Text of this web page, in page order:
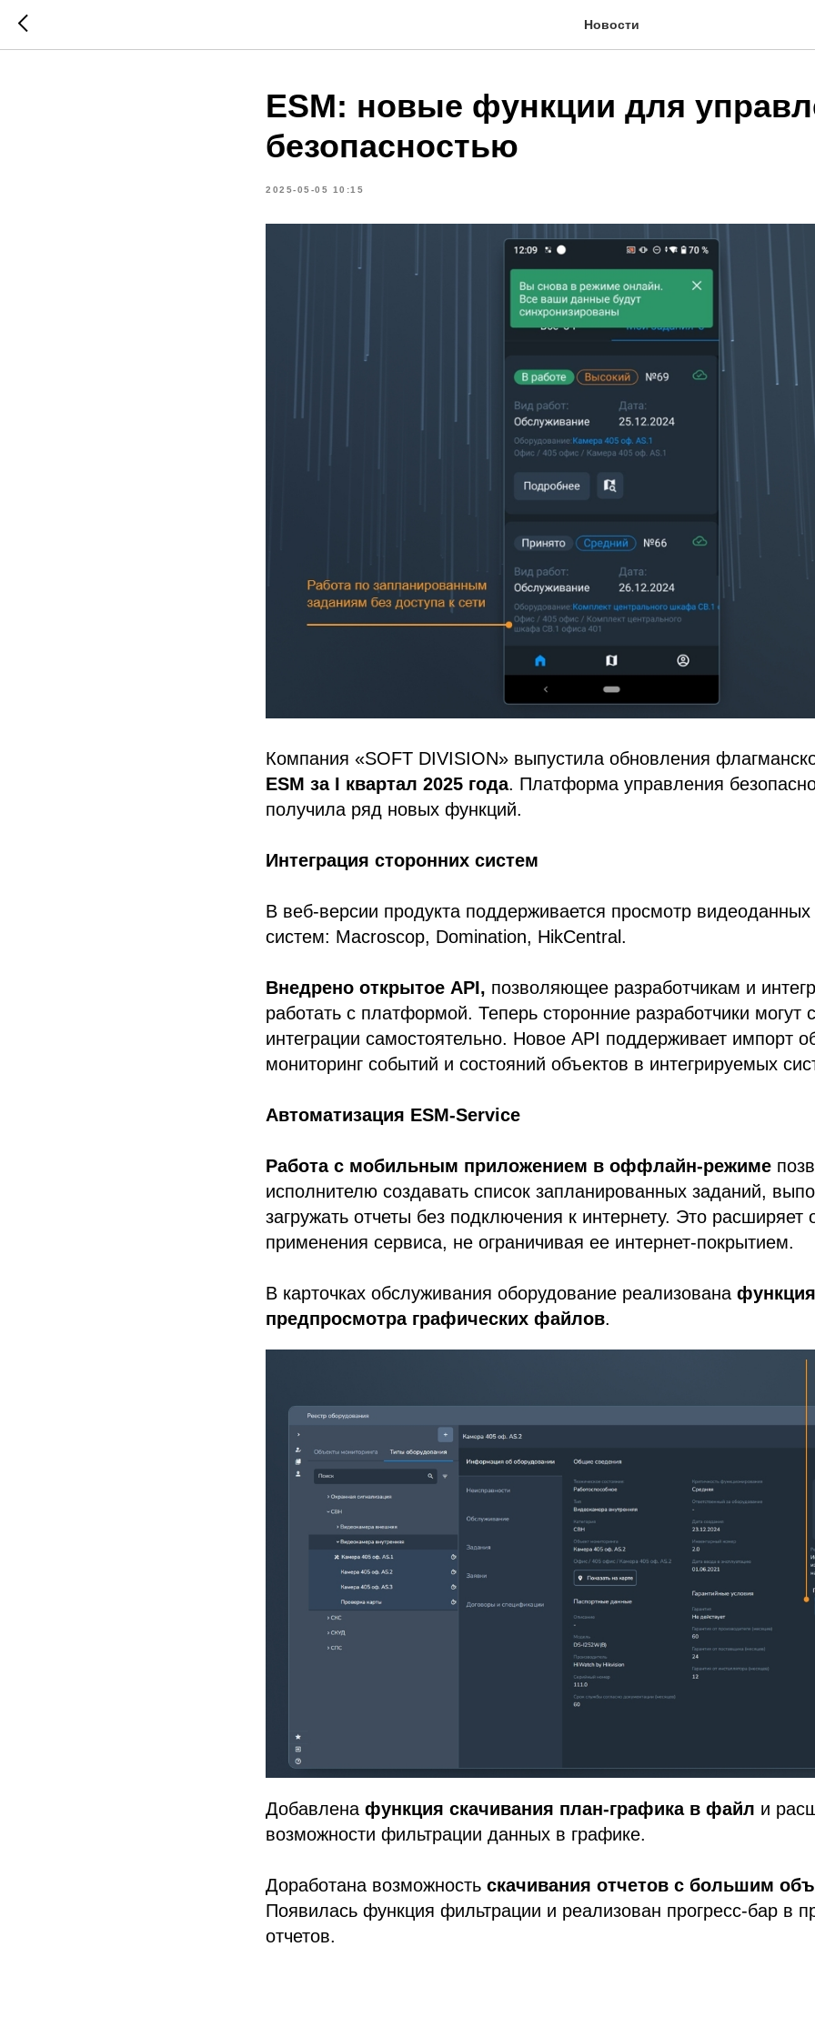
Новости
ESM: новые функции для
безопасностью
2025-05-05 10:15
Компания «SOFT DIVISION» выпустила обновления
ESM за I квартал 2025 года. Платформа управления
получила ряд новых функций.
Интеграция сторонних систем
В веб-версии продукта поддерживается просмотр
систем: Macroscop, Domination, HikCentral.
Внедрено открытое API, позволяющее разработчикам и
работать с платформой. Теперь сторонние разработчики могут
интеграции самостоятельно. Новое API поддерживает импорт
мониторинг событий и состояний объектов в интегрируемых
Автоматизация ESM-Service
Работа с мобильным приложением в оффлайн-режиме
исполнителю создавать список запланированных заданий,
загружать отчеты без подключения к интернету. Это расширяет
применения сервиса, не ограничивая ее интернет-покрытием.
В карточках обслуживания оборудование реализована функция
предпросмотра графических файлов.
Добавлена функция скачивания план-графика в файл и
возможности фильтрации данных в графике.
Доработана возможность скачивания отчетов с большим
Появилась функция фильтрации и реализован прогресс-бар в
отчетов.